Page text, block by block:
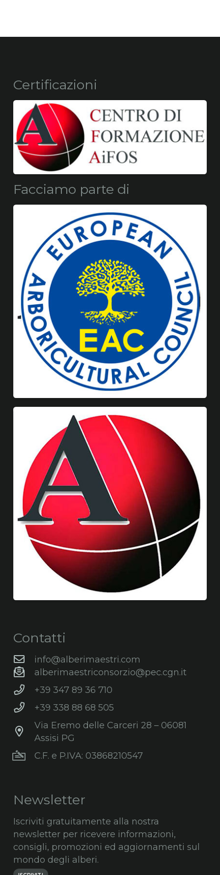
Certificazioni
Facciamo parte di
Contatti
info@alberimaestri.com
alberimaestriconsorzio@pec.cgn.it
+39 347 89 36 710
+39 338 88 68 505
Via Eremo delle Carceri 28 – 06081
Assisi PG
C.F. e P.IVA: 03868210547
Newsletter
Iscriviti gratuitamente alla nostra
newsletter per ricevere informazioni,
consigli, promozioni ed aggiornamenti sul
mondo degli alberi.